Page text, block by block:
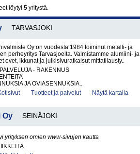
löytyi 5 yritystä.
TARVASJOKI
Oy on vuodesta 1984 toiminut metalli- ja
perheyritys Tarvasjoelta. Valmistamme alumiini- ja
ovet, ikkunat ja julkisivuratkaisut mittatilausty..
- RAKENNUS
JA OVIASENNUKSIA..
Tuotteet ja palvelut Näytä kartalla
Oy SEINÄJOKI
yrityksen omien www-sivujen kautta